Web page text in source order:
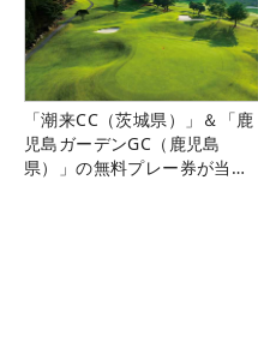
「潮来CC（茨城県）」＆「鹿
児島ガーデンGC（鹿児島
県）」の無料プレー券が当た